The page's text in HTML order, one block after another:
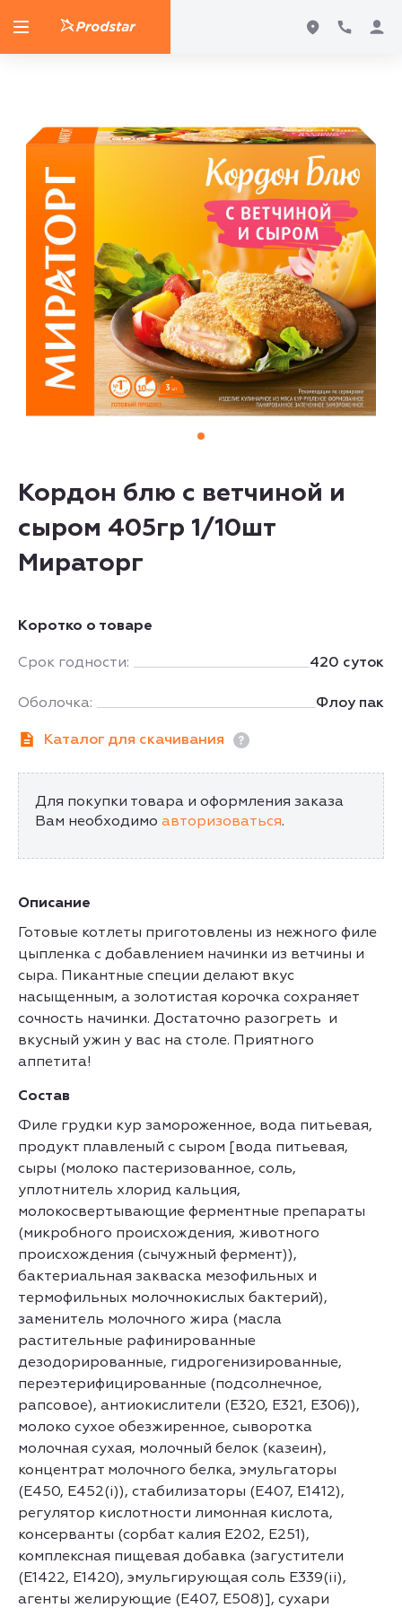
Кордон блю с ветчиной и
сыром 405гр 1/10шт
Мираторг
Коротко о товаре
Срок годности: 420 суток
Оболочка: Флоу пак
Каталог для скачивания
Для покупки товара и оформления заказа
Вам необходимо авторизоваться.
Описание
Готовые котлеты приготовлены из нежного филе
цыпленка с добавлением начинки из ветчины и
сыра. Пикантные специи делают вкус
насыщенным, а золотистая корочка сохраняет
сочность начинки. Достаточно разогреть и
вкусный ужин у вас на столе. Приятного
аппетита!
Состав
Филе грудки кур замороженное, вода питьевая,
продукт плавленый с сыром [вода питьевая,
сыры (молоко пастеризованное, соль,
уплотнитель хлорид кальция,
молокосвертывающие ферментные препараты
(микробного происхождения, животного
происхождения (сычужный фермент)),
бактериальная закваска мезофильных и
термофильных молочнокислых бактерий),
заменитель молочного жира (масла
растительные рафинированные
дезодорированные, гидрогенизированные,
переэтерифицированные (подсолнечное,
рапсовое), антиокислители (Е320, Е321, Е306)),
молоко сухое обезжиренное, сыворотка
молочная сухая, молочный белок (казеин),
концентрат молочного белка, эмульгаторы
(Е450, Е452(i)), стабилизаторы (Е407, Е1412),
регулятор кислотности лимонная кислота,
консерванты (сорбат калия Е202, E251),
комплексная пищевая добавка (загустители
(Е1422, Е1420), эмульгирующая соль Е339(ii),
агенты желирующие (Е407, Е508)], сухари